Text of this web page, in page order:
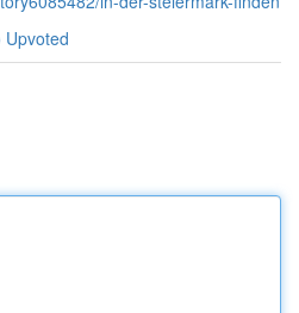
Upvoted